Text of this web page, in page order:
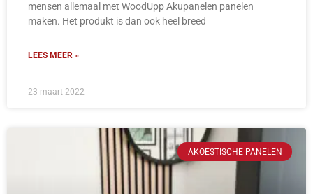
mensen allemaal met WoodUpp Akupanelen panelen
maken. Het produkt is dan ook heel breed
LEES MEER »
23 maart 2022
AKOESTISCHE PANELEN